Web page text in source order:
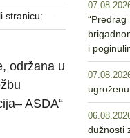
stranicu:
održana u
ASDA“
“Predrag
i
dužnosti